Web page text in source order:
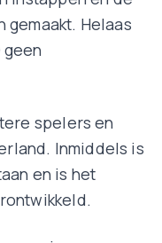
Helaas
geen
spelers en
Inmiddels is
en is het